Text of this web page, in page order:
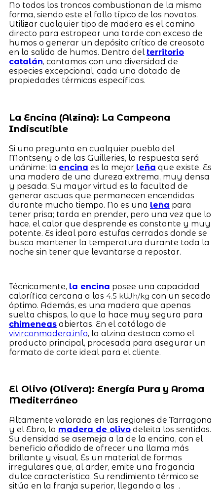
No todos los troncos combustionan de la misma
forma, siendo este el fallo típico de los novatos.
Utilizar cualquier tipo de madera es el camino
directo para estropear una tarde con exceso de
humos o generar un depósito crítico de creosota
en la salida de humos. Dentro del territorio
catalán, contamos con una diversidad de
especies excepcional, cada una dotada de
propiedades térmicas específicas.
La Encina (Alzina): La Campeona
Indiscutible
Si uno pregunta en cualquier pueblo del
Montseny o de las Guilleries, la respuesta será
unánime: la encina es la mejor leña que existe. Es
una madera de una dureza extrema, muy densa
y pesada. Su mayor virtud es la facultad de
generar ascuas que permanecen encendidas
durante mucho tiempo. No es una leña para
tener prisa; tarda en prender, pero una vez que lo
hace, el calor que desprende es constante y muy
potente. Es ideal para estufas cerradas donde se
busca mantener la temperatura durante toda la
noche sin tener que levantarse a repostar.
Técnicamente, la encina posee una capacidad
calorífica cercana a las 4.5 kWh/kg con un secado
óptimo. Además, es una madera que apenas
suelta chispas, lo que la hace muy segura para
chimeneasabiertas. En el catálogo de
vivirconmadera.info, la alzina destaca como el
producto principal, procesada para asegurar un
formato de corte ideal para el cliente.
El Olivo (Olivera): Energía Pura y Aroma
Mediterráneo
Altamente valorada en las regiones de Tarragona
y el Ebro, la madera de olivodeleita los sentidos.
Su densidad se asemeja a la de la encina, con el
beneficio añadido de ofrecer una llama más
brillante y visual. Es un material de formas
irregulares que, al arder, emite una fragancia
dulce característica. Su rendimiento térmico se
sitúa en la franja superior, llegando a los .